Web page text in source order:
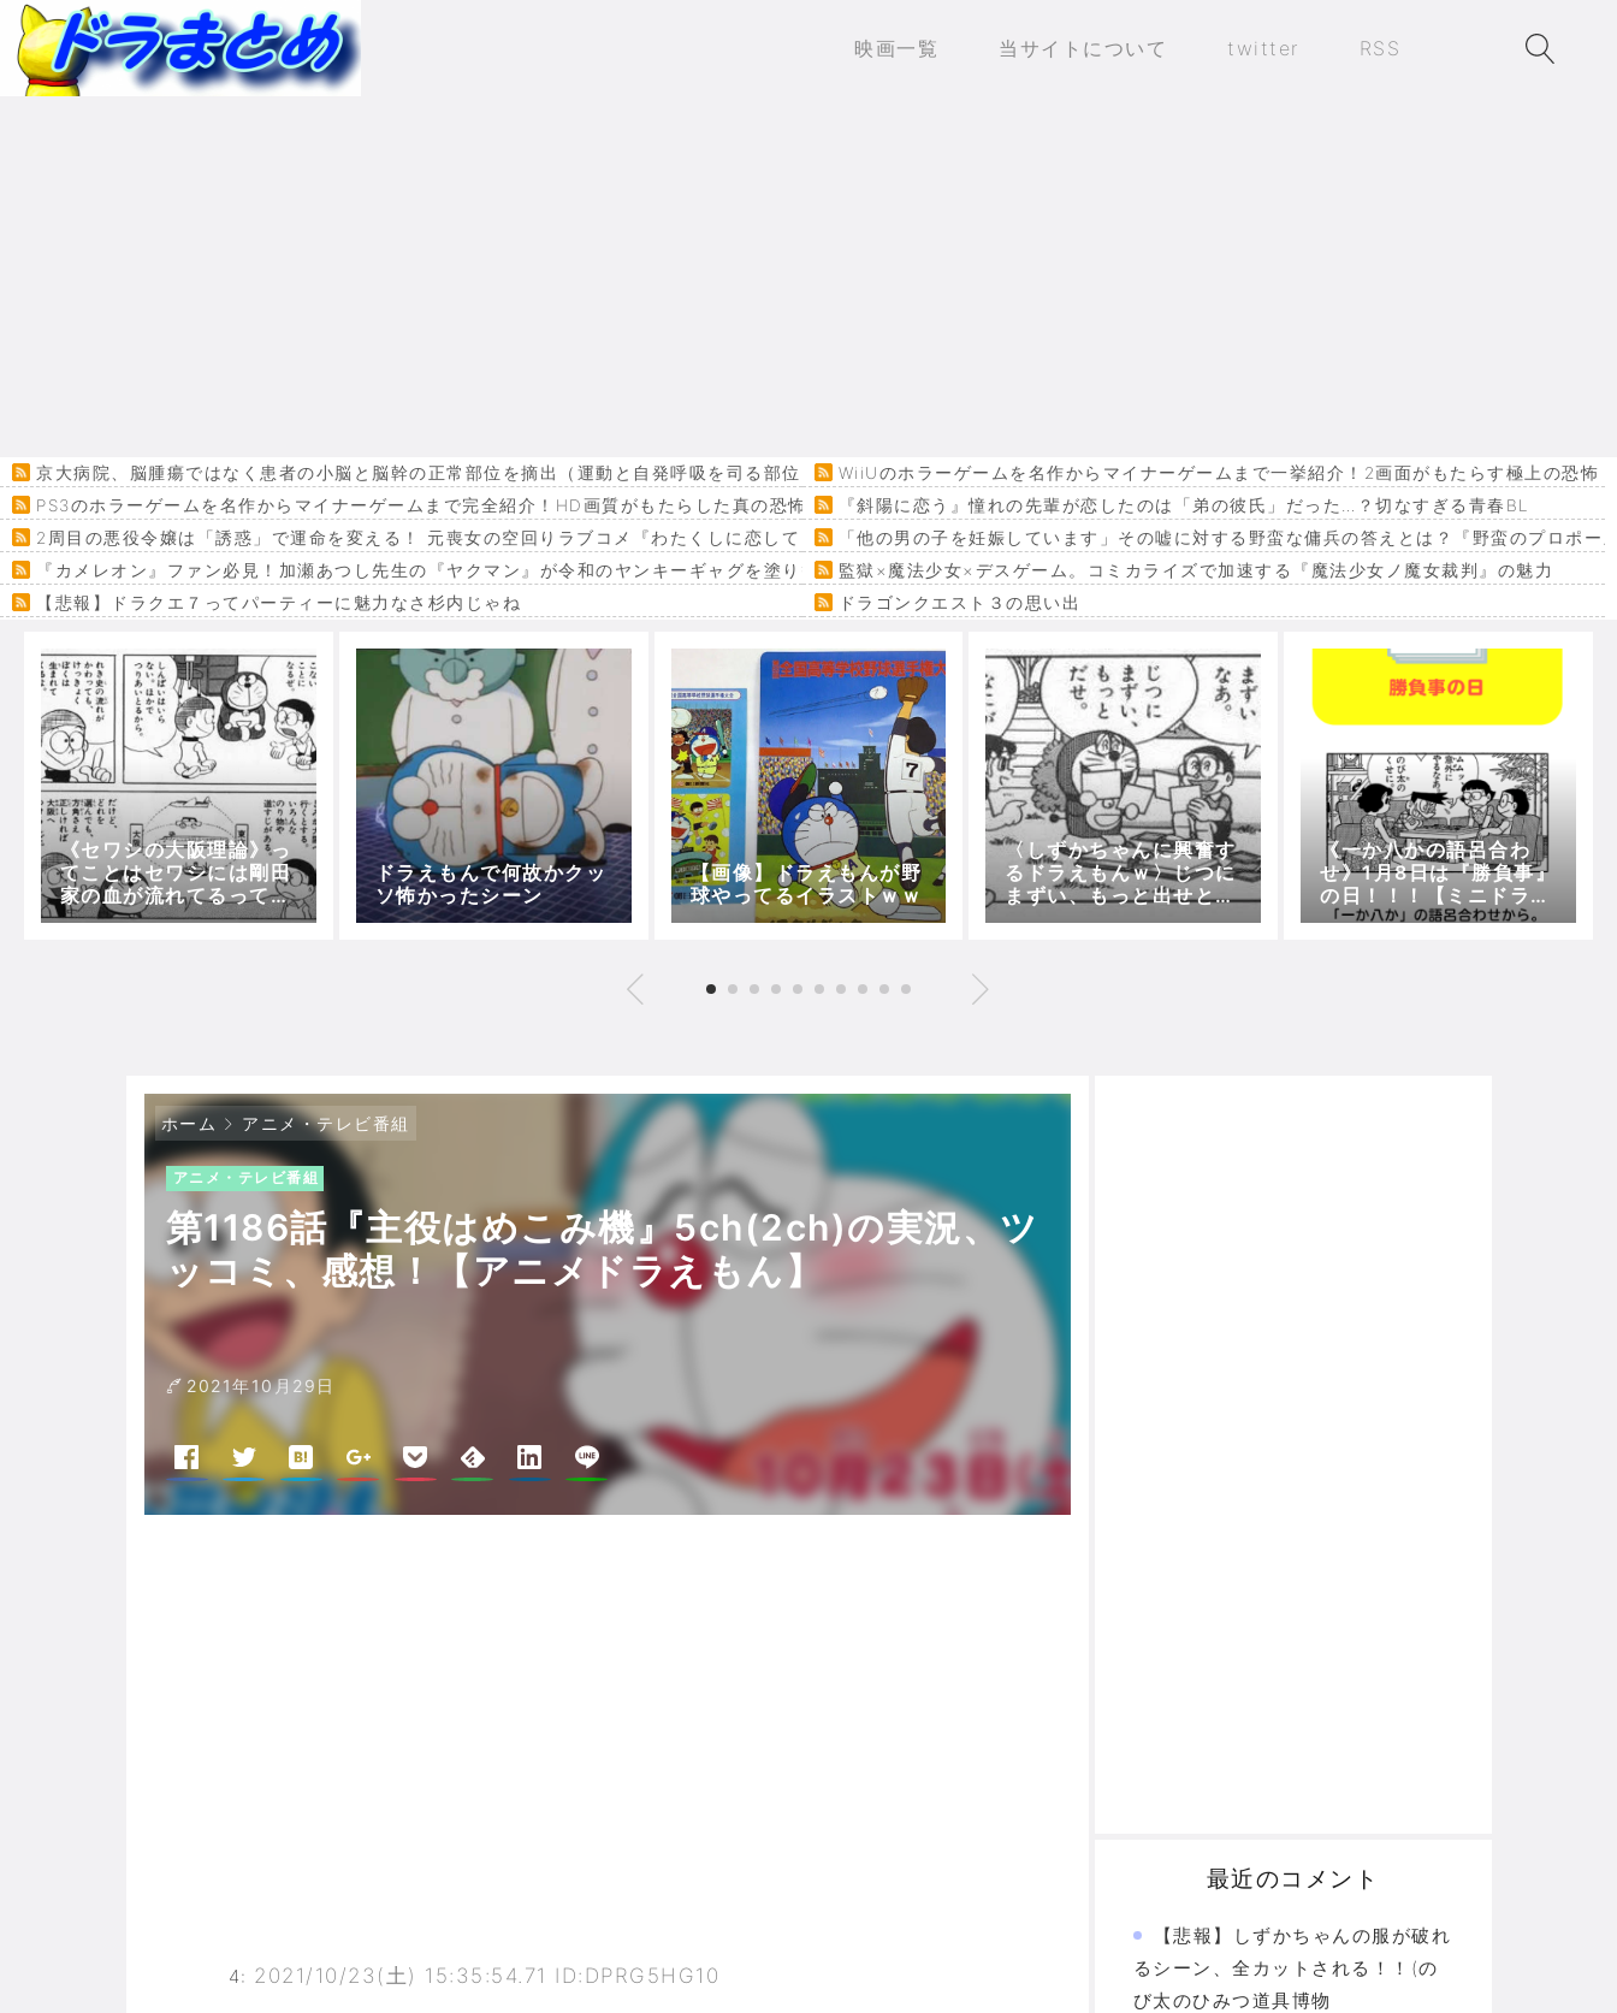
映画一覧 当サイトについて twitter RSS
京大病院、脳腫瘍ではなく患者の小脳と脳幹の正常部位を摘出（運動と自発呼吸を司る部位） 患者は生き地獄にWiiUのホラーゲームを名作からマイナーゲームまで一挙紹介！2画面がもたらす極上の恐怖
PS3のホラーゲームを名作からマイナーゲームまで完全紹介！HD画質がもたらした真の恐怖…
『斜陽に恋う』憧れの先輩が恋したのは「弟の彼氏」だった…？切なすぎる青春BL
2周目の悪役令嬢は「誘惑」で運命を変える！ 元喪女の空回りラブコメ『わたくしに恋してください！』「他の男の子を妊娠しています」その嘘に対する野蛮な傭兵の答えとは？『野蛮のプロポー
『カメレオン』ファン必見！加瀬あつし先生の『ヤクマン』が令和のヤンキーギャグを塗り替える監獄×魔法少女×デスゲーム。コミカライズで加速する『魔法少女ノ魔女裁判』の魅力
【悲報】ドラクエ７ってパーティーに魅力なさ杉内じゃね
ドラゴンクエスト３の思い出
Powered by livedoor 相互RSS
《セワシの大阪理論》っ
てことはセワシには剛田
家の血が流れてるって事
よな？？
ドラえもんで何故かクッ
ソ怖かったシーン
【画像】ドラえもんが野
球やってるイラストｗｗ
〈しずかちゃんに興奮す
るドラえもんｗ〉じつに
まずい、もっと出せとか
いう名言ｗｗｗｗｗ
《一か八かの語呂合わ
せ》1月8日は『勝負事』
の日！！！【ミニドラレ
ビュー「今日は何の
ホーム アニメ・テレビ番組
アニメ・テレビ番組
第1186話『主役はめこみ機』5ch(2ch)の実況、ツ
ッコミ、感想！【アニメドラえもん】
2021年10月29日
4: 2021/10/23(土) 15:35:54.71 ID:DPRG5HG10
最近のコメント
【悲報】しずかちゃんの服が破れ
るシーン、全カットされる！！(の
び太のひみつ道具博物